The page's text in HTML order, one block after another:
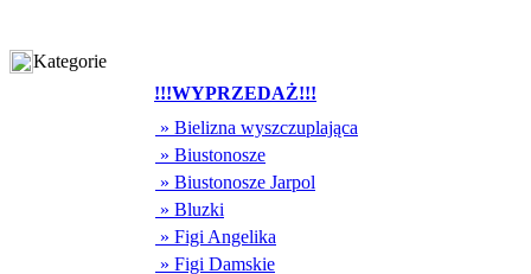
Kategorie
!!!WYPRZEDAŻ!!!
» Bielizna wyszczuplająca
» Biustonosze
» Biustonosze Jarpol
» Bluzki
» Figi Angelika
» Figi Damskie